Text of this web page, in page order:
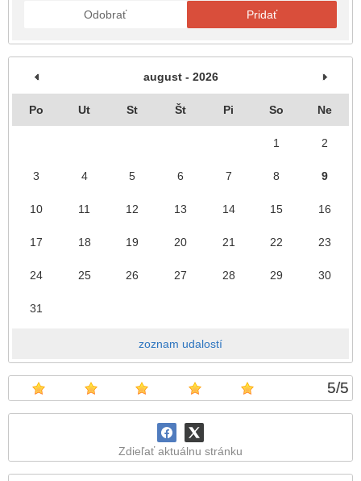
Odobrať Pridať
august - 2026
Po Ut St Št Pi So Ne
1 2
3 4 5 6 7 8 9
10 11 12 13 14 15 16
17 18 19 20 21 22 23
24 25 26 27 28 29 30
31
zoznam udalostí
5/5
Zdieľať aktuálnu stránku